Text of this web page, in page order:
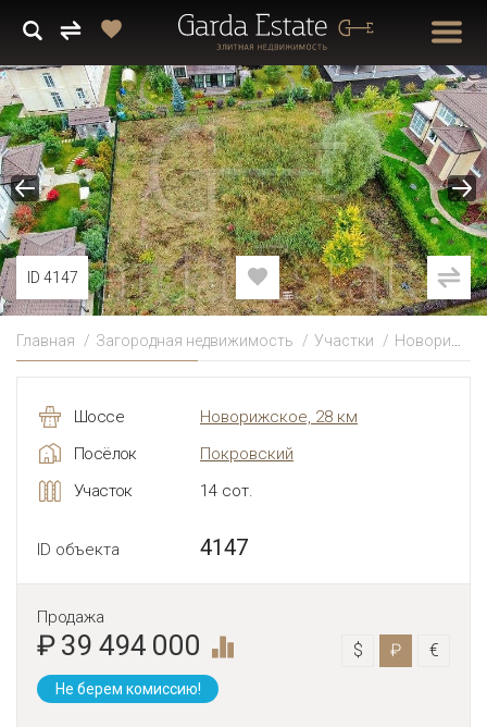
ID 4147
Главная Загородная недвижимость Участки Новорижское
Шоссе
Новорижское, 28 км
Посёлок
Покровский
Участок
14 сот.
ID объекта 4147
Продажа
₽ 39 494 000 $ ₽ €
Не берем комиссию!